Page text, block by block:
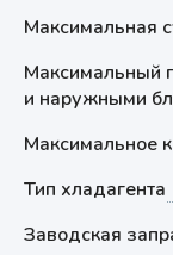
Максимальная
Максимальный
и наружными
Максимальное
Тип хладагента
Заводская